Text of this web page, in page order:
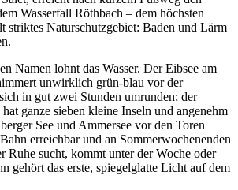
Wasserfall Röthbach – dem höchsten
striktes Naturschutzgebiet: Baden und Lärm
Namen lohnt das Wasser. Der Eibsee am
unwirklich grün-blau vor der
in gut zwei Stunden umrunden; der
ganze sieben kleine Inseln und angenehm
See und Ammersee vor den Toren
erreichbar und an Sommerwochenenden
Ruhe sucht, kommt unter der Woche oder
gehört das erste, spiegelglatte Licht auf dem